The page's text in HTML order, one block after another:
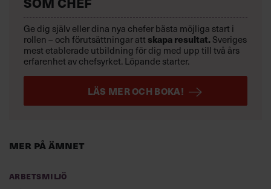
Mer på ämnet
Arbetsmiljö
Ge dig själv eller dina nya chefer bästa möjliga start i
rollen – och förutsättningar att skapa resultat. Sveriges
mest etablerade utbildning för dig med upp till två års
erfarenhet av chefsyrket. Löpande starter.
LÄS MER OCH BOKA!